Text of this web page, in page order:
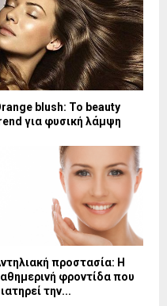
blush: Το beauty
για φυσική λάμψη
προστασία: Η
φροντίδα που
την...